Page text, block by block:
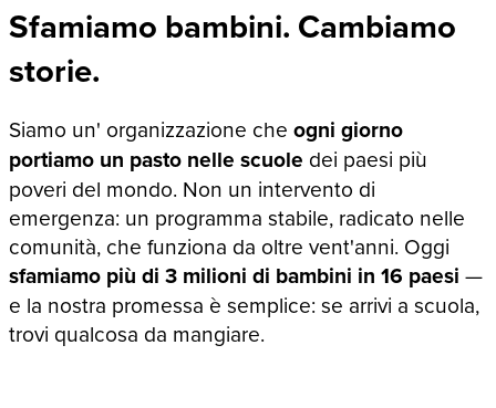
Sfamiamo bambini. Cambiamo
storie.
Siamo un' organizzazione che ogni giorno
portiamo un pasto nelle scuole dei paesi più
poveri del mondo. Non un intervento di
emergenza: un programma stabile, radicato nelle
comunità, che funziona da oltre vent'anni. Oggi
sfamiamo più di 3 milioni di bambini in 16 paesi —
e la nostra promessa è semplice: se arrivi a scuola,
trovi qualcosa da mangiare.